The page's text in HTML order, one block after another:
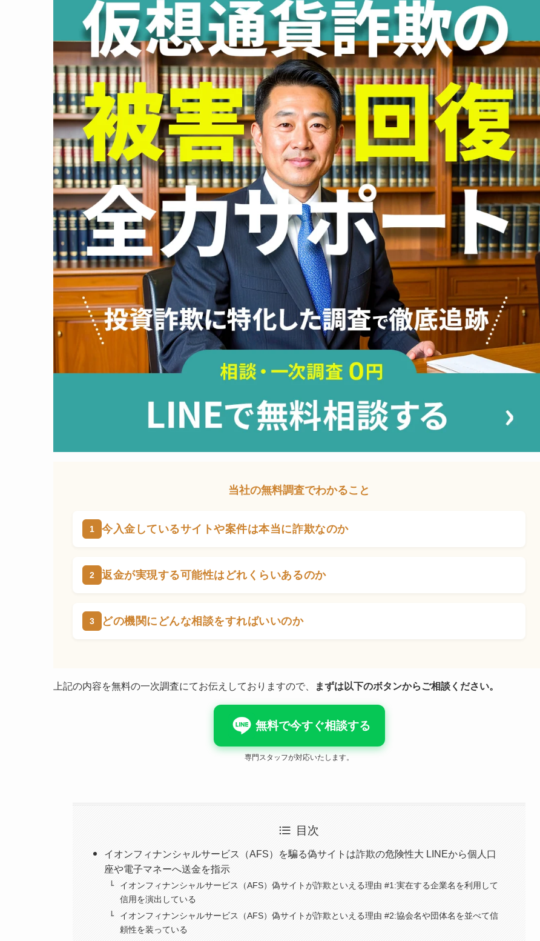
当社の無料調査でわかること
今入金しているサイトや案件は本当に詐欺なのか
返金が実現する可能性はどれくらいあるのか
どの機関にどんな相談をすればいいのか
上記の内容を無料の一次調査にてお伝えしておりますので、 まずは以下のボタンからご相談ください。
無料で今すぐ相談する
専門スタッフが対応いたします。
目次
イオンフィナンシャルサービス（AFS）を騙る偽サイトは詐欺の危険性大 LINEから個人口
座や電子マネーへ送金を指示
イオンフィナンシャルサービス（AFS）偽サイトが詐欺といえる理由 #1:実在する企業名を利用して
信用を演出している
イオンフィナンシャルサービス（AFS）偽サイトが詐欺といえる理由 #2:協会名や団体名を並べて信
頼性を装っている